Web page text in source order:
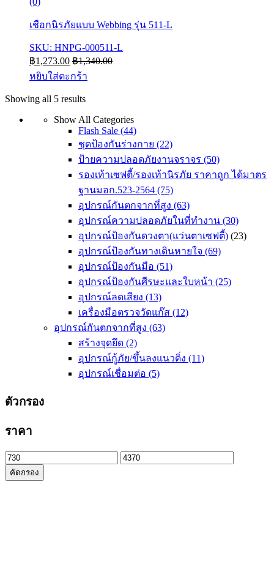
เชือกนิรภัยแบบ Webbing รุ่น 511-L
SKU: HNPG-000511-L
฿1,273.00 ฿1,340.00
หยิบใส่ตะกร้า
Showing all 5 resultsSorted
latest
Show All Categories
Flash Sale (44)
ชุดป้องกันร่างกาย (22)
ป้ายความปลอดภัยงานจราจร (50)
รองเท้าเซฟตี้/รองเท้านิรภัย ราคาถูก ได้มาตร
ฐานมอก.523-2564 (75)
อุปกรณ์กันตกจากที่สูง (63)
อุปกรณ์ความปลอดภัยในที่ทำงาน (30)
อุปกรณ์ป้องกันดวงตา(แว่นตาเซฟตี้) (23)
อุปกรณ์ป้องกันทางเดินหายใจ (69)
อุปกรณ์ป้องกันมือ (51)
อุปกรณ์ป้องกันศีรษะและใบหน้า (25)
อุปกรณ์ลดเสียง (13)
เครื่องมือตรวจวัดแก๊ส (12)
อุปกรณ์กันตกจากที่สูง (63)
สร้างจุดยึด (2)
อุปกรณ์กู้ภัย/ขึ้นลงแนวดิ่ง (11)
อุปกรณ์เชื่อมต่อ (5)
ตัวกรอง
ราคา
ราคา
ต่ำ
ราคา
คัดกรอง